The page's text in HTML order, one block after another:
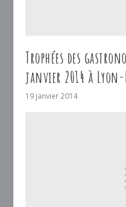
Trophées des
janvier 2014 à
19 janvier 2014